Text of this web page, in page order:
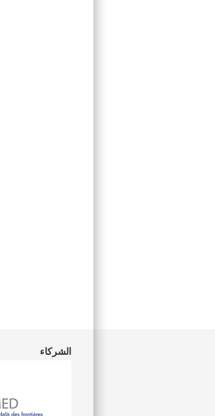
الشركاء